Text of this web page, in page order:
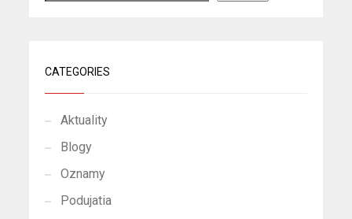
CATEGORIES
Aktuality
Blogy
Oznamy
Podujatia